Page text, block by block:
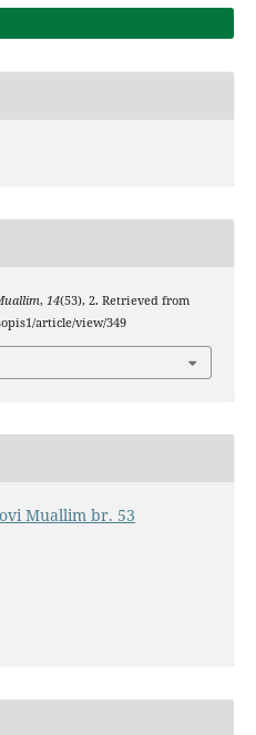
, 14(53), 2. Retrieved from
article/view/349
Muallim br. 53